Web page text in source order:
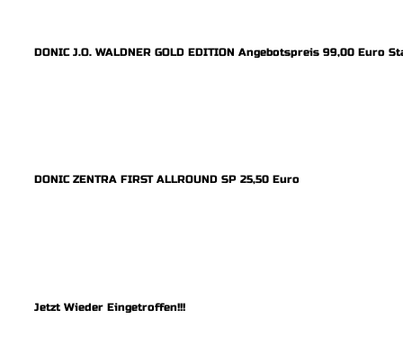
DONIC J.O. WALDNER GOLD EDITION Angebotspreis 99,00 Euro
DONIC ZENTRA FIRST ALLROUND SP 25,50 Euro
Jetzt Wieder Eingetroffen!!!